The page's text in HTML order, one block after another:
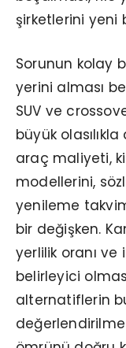
şirketlerini yeni
Sorunun kolay
yerini alması
SUV ve
büyük
araç maliyeti,
modellerini,
yenileme
bir değişken.
yerlilik oranı
belirleyici
alternatiflerin